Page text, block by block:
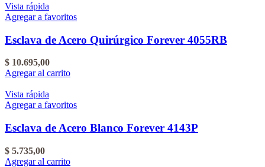
Vista rápida
Agregar a favoritos
Esclava de Acero Quirúrgico Forever 4055RB
$ 10.695,00
Agregar al carrito
Vista rápida
Agregar a favoritos
Esclava de Acero Blanco Forever 4143P
$ 5.735,00
Agregar al carrito